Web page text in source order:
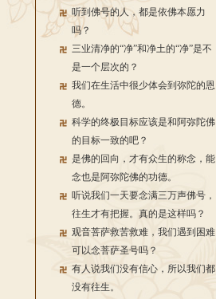
听到佛号的人，都是依佛本愿力
吗？
三业清净的“净”和净土的“净”是不
是一个层次的？
我们在生活中很少体会到弥陀的恩
德。
科学的终极目标应该是和阿弥陀佛
的目标一致的吧？
是佛的回向，才有众生的称念，能
念也是阿弥陀佛的功德。
听说我们一天要念满三万声佛号，
往生才有把握。真的是这样吗？
观音菩萨救苦救难，我们遇到困难
可以念菩萨圣号吗？
有人说我们没有信心，所以我们都
没有往生。